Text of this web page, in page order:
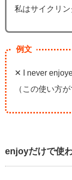
私はサイクリン
例文
✕ I never
（この使い方が
enjoyだけで使